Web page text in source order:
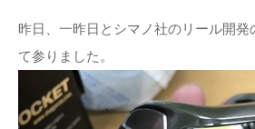
昨日、一昨日とシマノ社のリール開発
て参りました。
YouTube｜Kuro channel
メディア出演